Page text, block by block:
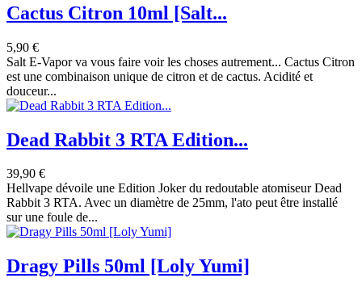
Cactus Citron 10ml [Salt...
5,90 €
Salt E-Vapor va vous faire voir les choses autrement... Cactus Citron
est une combinaison unique de citron et de cactus. Acidité et
douceur...
Dead Rabbit 3 RTA Edition...
39,90 €
Hellvape dévoile une Edition Joker du redoutable atomiseur Dead
Rabbit 3 RTA. Avec un diamètre de 25mm, l'ato peut être installé
sur une foule de...
Dragy Pills 50ml [Loly Yumi]